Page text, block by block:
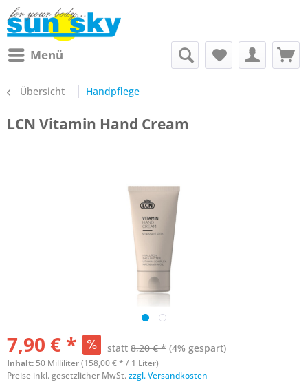
Menü
Übersicht Handpflege
LCN Vitamin Hand Cream
7,90 € * statt 8,20 € * (4% gespart)
Inhalt: 50 Milliliter (158,00 € * / 1 Liter)
Preise inkl. gesetzlicher MwSt.zzgl. Versandkosten